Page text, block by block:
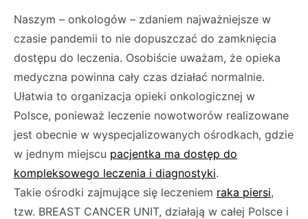
Naszym – onkologów – zdaniem najważniejsze w
czasie pandemii to nie dopuszczać do zamknięcia
dostępu do leczenia. Osobiście uważam, że opieka
medyczna powinna cały czas działać normalnie.
Ułatwia to organizacja opieki onkologicznej w
Polsce, ponieważ leczenie nowotworów realizowane
jest obecnie w wyspecjalizowanych ośrodkach, gdzie
w jednym miejscu pacjentka ma dostęp do
kompleksowego leczenia i diagnostyki.
Takie ośrodki zajmujące się leczeniem raka piersi,
tzw. BREAST CANCER UNIT, działają w całej Polsce i